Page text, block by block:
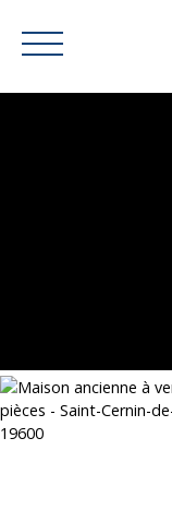
Mes favoris